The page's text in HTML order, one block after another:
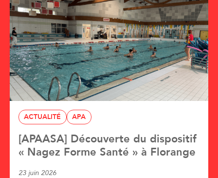
ACTUALITÉ APA
[APAASA] Découverte du dispositif
« Nagez Forme Santé » à Florange
23 juin 2026